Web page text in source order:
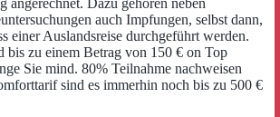
auch Impfungen, selbst dann,
einer Auslandsreise durchgeführt werden.
bis zu einem Betrag von 150 € on Top
Sie mind. 80% Teilnahme nachweisen
sind es immerhin noch bis zu 500 €